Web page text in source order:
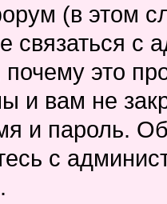
(в этом
связаться с
почему это
и вам не
и пароль.
с